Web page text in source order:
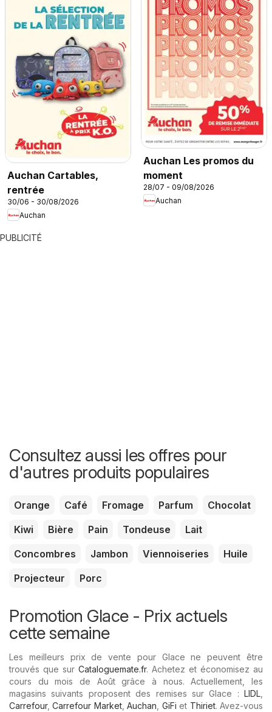
Auchan Cartables,
rentrée
30/06 - 30/08/2026
Auchan
Auchan Les promos du
moment
28/07 - 09/08/2026
Auchan
PUBLICITÉ
Consultez aussi les offres pour
d'autres produits populaires
Orange Café Fromage Parfum
Chocolat
Kiwi
Bière Pain Tondeuse
Lait
Concombres
Jambon Viennoiseries
Huile
Projecteur
Porc
Promotion Glace - Prix ​​actuels
cette semaine
Les meilleurs prix de vente pour Glace ne peuvent être
trouvés que sur Cataloguemate.fr. Achetez et économisez au
cours du mois de Août grâce à nous. Actuellement, les
magasins suivants proposent des remises sur Glace : LIDL
Carrefour,Carrefour Market,Auchan GiFi et Thiriet. Avez-vous